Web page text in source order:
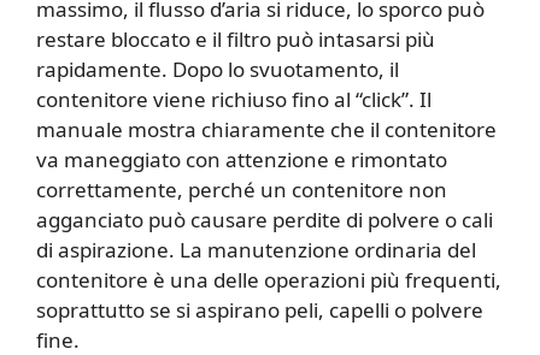
massimo, il flusso d’aria si riduce, lo sporco può
restare bloccato e il filtro può intasarsi più
rapidamente. Dopo lo svuotamento, il
contenitore viene richiuso fino al “click”. Il
manuale mostra chiaramente che il contenitore
va maneggiato con attenzione e rimontato
correttamente, perché un contenitore non
agganciato può causare perdite di polvere o cali
di aspirazione. La manutenzione ordinaria del
contenitore è una delle operazioni più frequenti,
soprattutto se si aspirano peli, capelli o polvere
fine.